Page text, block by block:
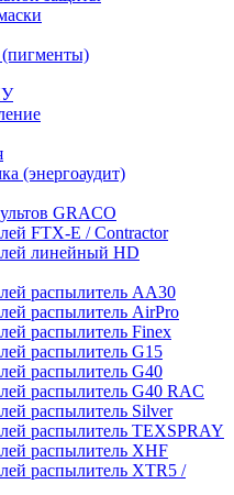
(энергоаудит)
GRACO
FTX-E / Contractor
линейный HD
распылитель AA30
распылитель AirPro
распылитель Finex
распылитель G15
распылитель G40
распылитель G40 RAC
распылитель Silver
распылитель TEXSPRAY
распылитель XHF
распылитель XTR5 /